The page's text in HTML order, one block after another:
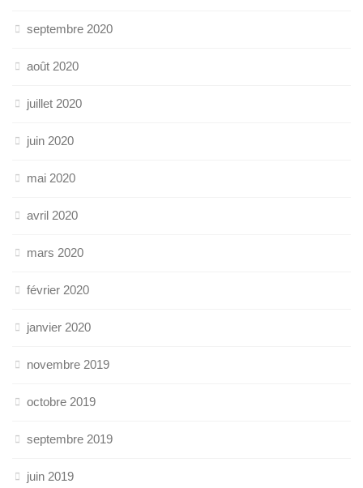
septembre 2020
août 2020
juillet 2020
juin 2020
mai 2020
avril 2020
mars 2020
février 2020
janvier 2020
novembre 2019
octobre 2019
septembre 2019
juin 2019